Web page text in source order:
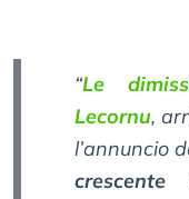
“Le
Lecornu,
l’annuncio